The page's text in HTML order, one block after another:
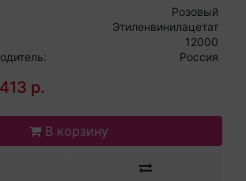
Розовый
Этиленвинилацетат
12000
Россия
413 р.
В корзину